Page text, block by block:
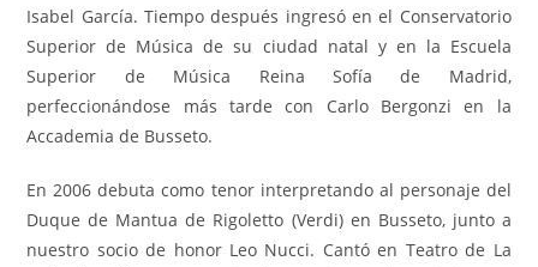
Isabel García. Tiempo después ingresó en el Conservatorio
Superior de Música de su ciudad natal y en la Escuela
Superior de Música Reina Sofía de Madrid,
perfeccionándose más tarde con Carlo Bergonzi en la
Accademia de Busseto.
En 2006 debuta como tenor interpretando al personaje del
Duque de Mantua de Rigoletto (Verdi) en Busseto, junto a
nuestro socio de honor Leo Nucci. Cantó en Teatro de La